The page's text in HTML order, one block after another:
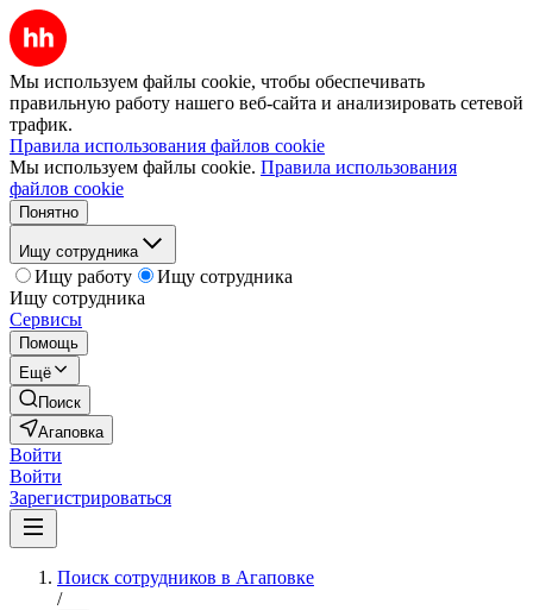
Мы используем файлы cookie, чтобы обеспечивать
правильную работу нашего веб-сайта и анализировать сетевой
трафик.
Правила использования файлов cookie
Мы используем файлы cookie. Правила использования
файлов cookie
Понятно
Ищу сотрудника
Ищу работу
Ищу сотрудника
Ищу сотрудника
Сервисы
Помощь
Ещё
Поиск
Агаповка
Войти
Войти
Зарегистрироваться
Поиск сотрудников в Агаповке
/